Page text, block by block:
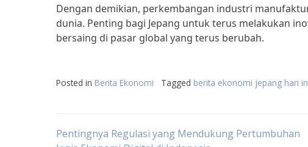
Dengan demikian, perkembangan industri
dunia. Penting bagi Jepang untuk terus melakukan
bersaing di pasar global yang terus berubah.
Posted in Berita Ekonomi Tagged berita ekonomi jepang hari
Post
Pentingnya Regulasi yang Mendukung Pertumbuhan